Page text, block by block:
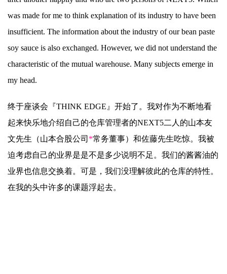
was made for me to think explanation of its industry to have been
insufficient. The information about the industry of our bean paste
soy sauce is also exchanged. However, we did not understand the
characteristic of the mutual warehouse. Many subjects emerge in
my head.
终于座谈会『THINK EDGE』开始了。我对作为不断地看
起来快乐地介绍自己的仓库管理者的NEXT5二人的山本友
文先生（山本合股公司 *常务董事）和佐藤先生吃惊。我被
迫考虑自己的业界是是不是多少说明不足。我们的酱酱油的
业界也信息交换着。可是，我们没理解彼此的仓库的特性。
在我的头中许多的课题浮起去。